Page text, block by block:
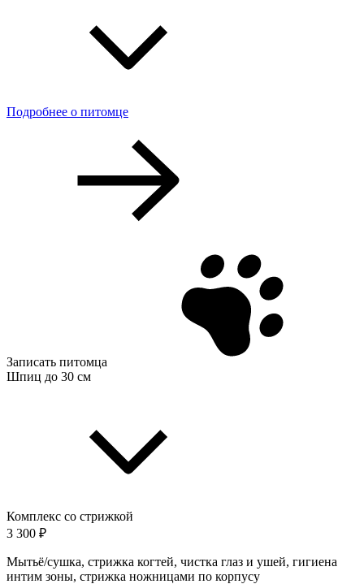
Подробнее о питомце
Записать питомца
Шпиц до 30 см
Комплекс со стрижкой
3 300 ₽
Мытьё/сушка, стрижка когтей, чистка глаз и ушей, гигиена
интим зоны, стрижка ножницами по корпусу